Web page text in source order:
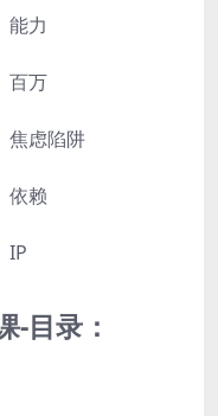
能力
百万
焦虑陷阱
依赖
IP
-目录：